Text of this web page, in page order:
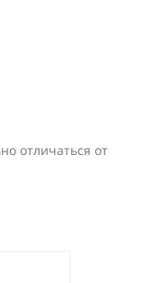
отличаться от